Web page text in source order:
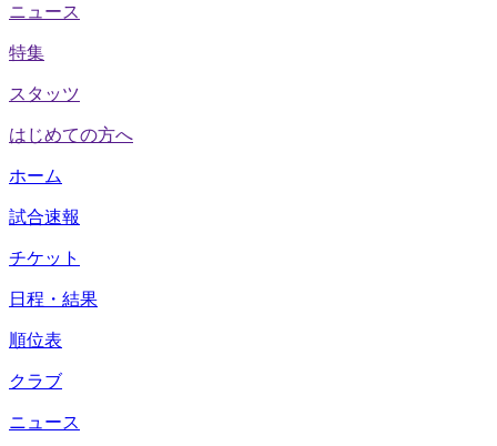
ニュース
特集
スタッツ
はじめての方へ
ホーム
試合速報
チケット
日程・結果
順位表
クラブ
ニュース